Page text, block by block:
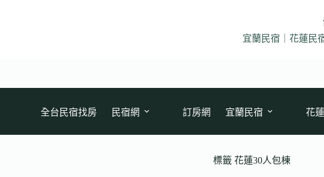
宜蘭民宿｜花蓮民
全台民宿找房 民宿網 訂房網 宜蘭民宿 花
標籤 花蓮30人包棟